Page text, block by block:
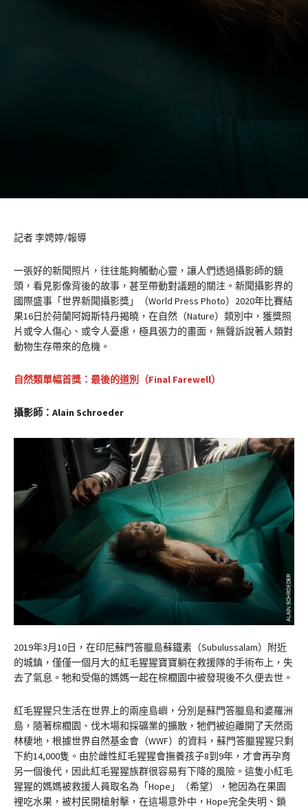
記者 李娉婷/報導
一張好的新聞照片，往往能夠觸動心靈，讓人們透過攝影師的鏡
頭，看見影像背後的故事，甚至帶動對議題的關注。新聞攝影界的
國際盛事「世界新聞攝影獎」（World Press Photo）2020年比賽結
果16日於荷蘭阿姆斯特丹揭曉，在自然（Nature）類別中，獲獎照
片或令人傷心、或令人憂慮，極具張力的畫面，無聲訴說著人類對
動物生存帶來的危機。
自然類單幅首獎：最後的道別（Final Farewell）
攝影師：Alain Schroeder
2019年3月10日，在印尼蘇門答臘島蘇鐵素（Subulussalam）附近
的城鎮，僅僅一個月大的紅毛猩猩寶寶躺在救援隊的手術布上，失
去了氣息。牠和受傷的媽媽一起在棕櫚園中被發現後不久便去世。
紅毛猩猩只生活在世界上的兩座島嶼，分別是蘇門答臘島和婆羅洲
島，隨著棕櫚園、伐木場和採礦業的擴散，牠們被迫離開了天然雨
林棲地，根據世界自然基金會（WWF）的資料，蘇門答臘猩猩只剩
下約14,000隻。由於雌性紅毛猩猩會撫養孩子8到9年，才會再孕育
另一個後代，因此紅毛猩猩族群很容易有下降的風險。這隻小紅毛
猩猩的媽媽被救援人員取名為「Hope」（希望），牠因為在果園
裡吃水果，被村民開槍射擊，在這場意外中，Hope完全失明、鎖